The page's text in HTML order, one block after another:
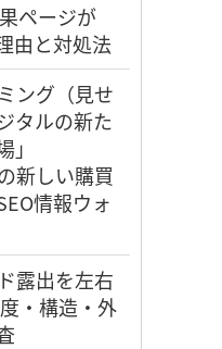
ページが
由と対処法
ング（見せ
タルの新た
新しい購買
情報ウォ
露出を左右
・構造・外